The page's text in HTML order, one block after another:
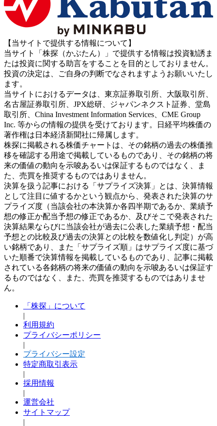
【当サイトで提供する情報について】
当サイト「株探（かぶたん）」で提供する情報は投資勧誘ま
たは投資に関する助言をすることを目的としておりません。
投資の決定は、ご自身の判断でなされますようお願いいたし
ます。
当サイトにおけるデータは、東京証券取引所、大阪取引所、
名古屋証券取引所、JPX総研、ジャパンネクスト証券、堂島
取引所、China Investment Information Services、CME Group
Inc. 等からの情報の提供を受けております。日経平均株価の
著作権は日本経済新聞社に帰属します。
株探に掲載される株価チャートは、その銘柄の過去の株価推
移を確認する用途で掲載しているものであり、その銘柄の将
来の価値の動向を示唆あるいは保証するものではなく、ま
た、売買を推奨するものではありません。
決算を扱う記事における「サプライズ決算」とは、決算情報
として注目に値するかという観点から、発表された決算のサ
プライズ度（当該会社の本決算か各四半期であるか、業績予
想の修正か配当予想の修正であるか、及びそこで発表された
決算結果ならびに当該会社が過去に公表した業績予想・配当
予想との比較及び過去の決算との比較を数値化し判定）が高
い銘柄であり、また「サプライズ順」はサプライズ度に基づ
いた順番で決算情報を掲載しているものであり、記事に掲載
されている各銘柄の将来の価値の動向を示唆あるいは保証す
るものではなく、また、売買を推奨するものではありませ
ん。
「株探」について
|
利用規約
プライバシーポリシー
|
プライバシー設定
特定商取引表示
|
採用情報
|
運営会社
サイトマップ
|